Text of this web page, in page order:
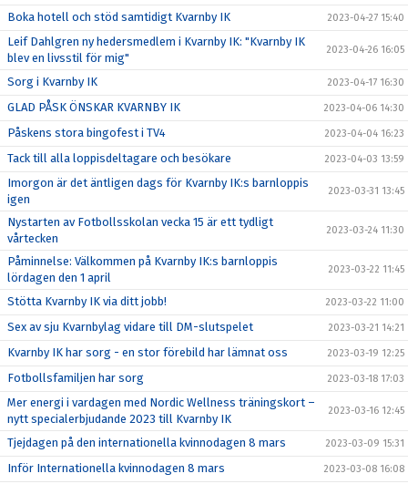
Boka hotell och stöd samtidigt Kvarnby IK 2023-04-27 15:40
Leif Dahlgren ny hedersmedlem i Kvarnby IK: "Kvarnby IK
blev en livsstil för mig"
2023-04-26 16:05
Sorg i Kvarnby IK 2023-04-17 16:30
GLAD PÅSK ÖNSKAR KVARNBY IK 2023-04-06 14:30
Påskens stora bingofest i TV4 2023-04-04 16:23
Tack till alla loppisdeltagare och besökare 2023-04-03 13:59
Imorgon är det äntligen dags för Kvarnby IK:s barnloppis
igen
2023-03-31 13:45
Nystarten av Fotbollsskolan vecka 15 är ett tydligt
vårtecken
2023-03-24 11:30
Påminnelse: Välkommen på Kvarnby IK:s barnloppis
lördagen den 1 april
2023-03-22 11:45
Stötta Kvarnby IK via ditt jobb! 2023-03-22 11:00
Sex av sju Kvarnbylag vidare till DM-slutspelet 2023-03-21 14:21
Kvarnby IK har sorg - en stor förebild har lämnat oss 2023-03-19 12:25
Fotbollsfamiljen har sorg 2023-03-18 17:03
Mer energi i vardagen med Nordic Wellness träningskort –
nytt specialerbjudande 2023 till Kvarnby IK
2023-03-16 12:45
Tjejdagen på den internationella kvinnodagen 8 mars 2023-03-09 15:31
Inför Internationella kvinnodagen 8 mars 2023-03-08 16:08